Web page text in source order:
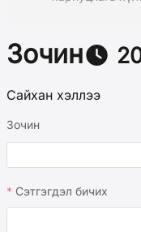
Зочин
Сайхан хэллээ
Зочин
Сэтгэгдэл бичих